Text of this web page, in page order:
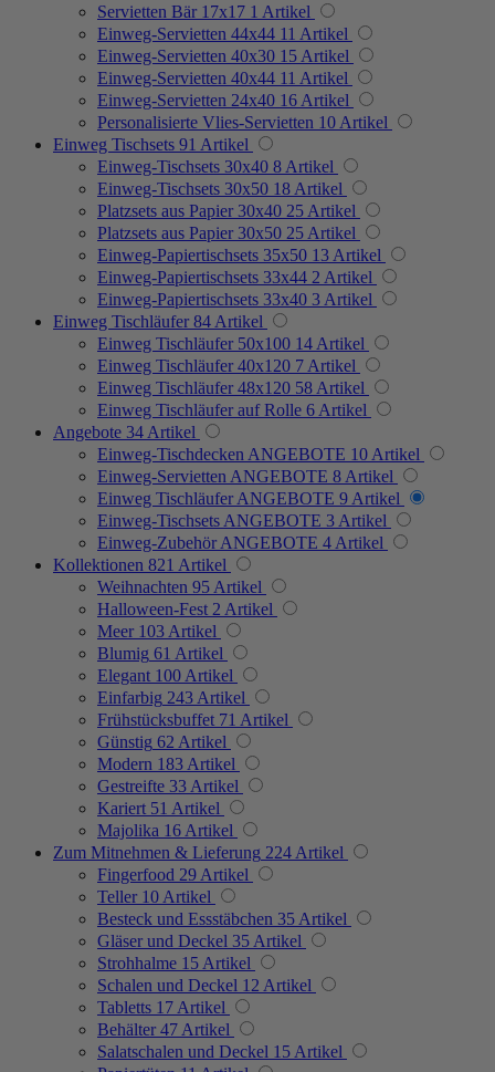
Servietten Bär 17x17 1 Artikel
Einweg-Servietten 44x44 11 Artikel
Einweg-Servietten 40x30 15 Artikel
Einweg-Servietten 40x44 11 Artikel
Einweg-Servietten 24x40 16 Artikel
Personalisierte Vlies-Servietten 10 Artikel
Einweg Tischsets 91 Artikel
Einweg-Tischsets 30x40 8 Artikel
Einweg-Tischsets 30x50 18 Artikel
Platzsets aus Papier 30x40 25 Artikel
Platzsets aus Papier 30x50 25 Artikel
Einweg-Papiertischsets 35x50 13 Artikel
Einweg-Papiertischsets 33x44 2 Artikel
Einweg-Papiertischsets 33x40 3 Artikel
Einweg Tischläufer 84 Artikel
Einweg Tischläufer 50x100 14 Artikel
Einweg Tischläufer 40x120 7 Artikel
Einweg Tischläufer 48x120 58 Artikel
Einweg Tischläufer auf Rolle 6 Artikel
Angebote 34 Artikel
Einweg-Tischdecken ANGEBOTE 10 Artikel
Einweg-Servietten ANGEBOTE 8 Artikel
Einweg Tischläufer ANGEBOTE 9 Artikel
Einweg-Tischsets ANGEBOTE 3 Artikel
Einweg-Zubehör ANGEBOTE 4 Artikel
Kollektionen 821 Artikel
Weihnachten 95 Artikel
Halloween-Fest 2 Artikel
Meer 103 Artikel
Blumig 61 Artikel
Elegant 100 Artikel
Einfarbig 243 Artikel
Frühstücksbuffet 71 Artikel
Günstig 62 Artikel
Modern 183 Artikel
Gestreifte 33 Artikel
Kariert 51 Artikel
Majolika 16 Artikel
Zum Mitnehmen & Lieferung 224 Artikel
Fingerfood 29 Artikel
Teller 10 Artikel
Besteck und Essstäbchen 35 Artikel
Gläser und Deckel 35 Artikel
Strohhalme 15 Artikel
Schalen und Deckel 12 Artikel
Tabletts 17 Artikel
Behälter 47 Artikel
Salatschalen und Deckel 15 Artikel